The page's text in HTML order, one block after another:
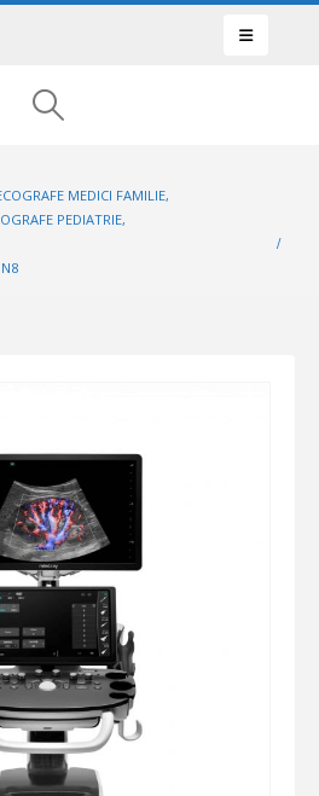
MEDICI FAMILIE,
PEDIATRIE,